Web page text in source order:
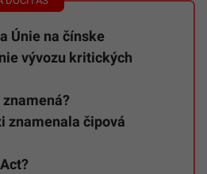
Únie na čínske
vývozu kritických
znamená?
znamenala čipová